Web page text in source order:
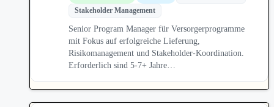
Stakeholder Management
Senior Program Manager für Versorgerprogramme
mit Fokus auf erfolgreiche Lieferung,
Risikomanagement und Stakeholder-Koordination.
Erforderlich sind 5-7+ Jahre…